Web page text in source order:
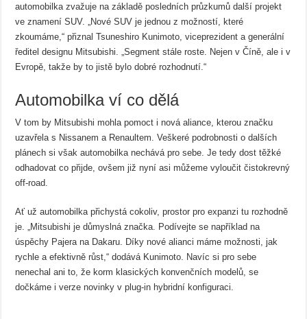
automobilka zvažuje na základě posledních průzkumů další projekt
ve znamení SUV. „Nové SUV je jednou z možností, které
zkoumáme,“ přiznal Tsuneshiro Kunimoto, viceprezident a generální
ředitel designu Mitsubishi. „Segment stále roste. Nejen v Číně, ale i v
Evropě, takže by to jistě bylo dobré rozhodnutí.“
Automobilka ví co dělá
V tom by Mitsubishi mohla pomoct i nová aliance, kterou značku
uzavřela s Nissanem a Renaultem. Veškeré podrobnosti o dalších
plánech si však automobilka nechává pro sebe. Je tedy dost těžké
odhadovat co přijde, ovšem již nyní asi můžeme vyloučit čistokrevný
off-road.
Ať už automobilka přichystá cokoliv, prostor pro expanzi tu rozhodně
je. „Mitsubishi je důmyslná značka. Podívejte se například na
úspěchy Pajera na Dakaru. Díky nové alianci máme možnosti, jak
rychle a efektivně růst,“ dodává Kunimoto. Navíc si pro sebe
nenechal ani to, že korm klasických konvenčních modelů, se
dočkáme i verze novinky v plug-in hybridní konfiguraci.